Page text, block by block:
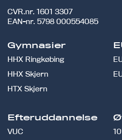
CVR.nr. 1601 3307
EAN-nr. 5798 000554085
Gymnasier
HHX Ringkøbing
HHX Skjern
HTX Skjern
Efteruddannelse
VUC